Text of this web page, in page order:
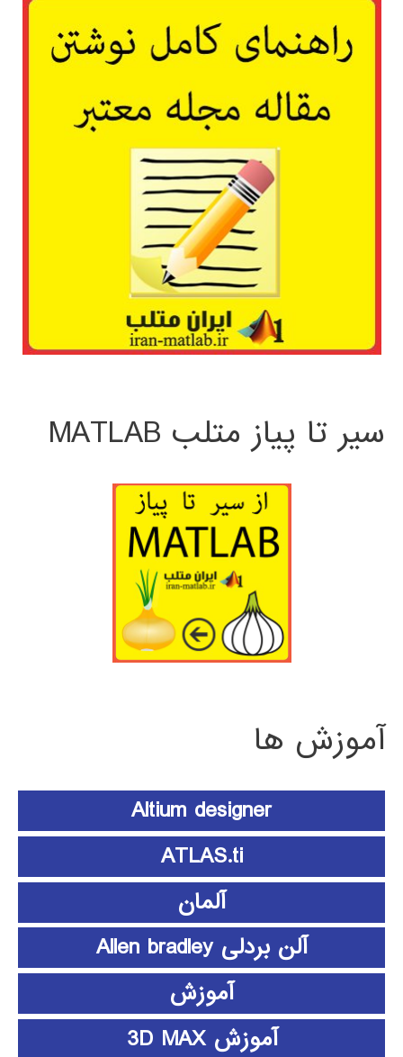
سیر تا پیاز متلب MATLAB
آموزش ها
Altium designer
ATLAS.ti
آلمان
آلن بردلی Allen bradley
آموزش
آموزش 3D MAX